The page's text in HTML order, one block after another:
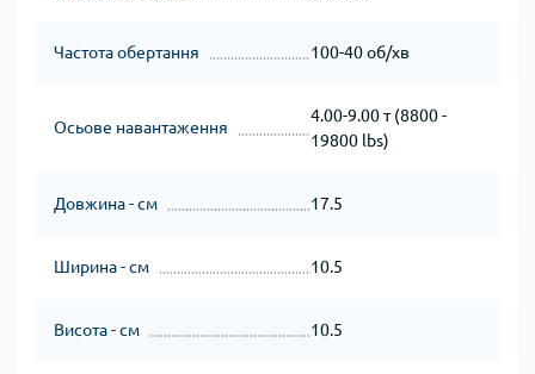
Частота обертання 100-40 об/хв
Осьове навантаження
4.00-9.00 т (8800 -
19800 lbs)
Довжина - см 17.5
Ширина - см 10.5
Висота - см 10.5